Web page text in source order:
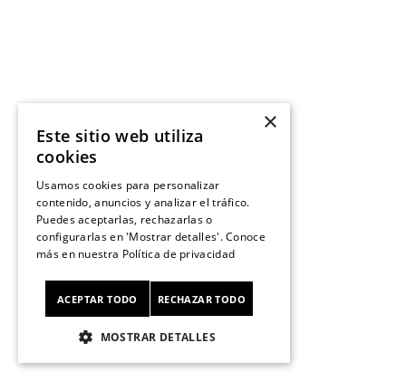
×
Este sitio web utiliza
cookies
Usamos cookies para personalizar
contenido, anuncios y analizar el tráfico.
Puedes aceptarlas, rechazarlas o
configurarlas en 'Mostrar detalles'. Conoce
más en nuestra Política de privacidad
ACEPTAR TODO RECHAZAR TODO
MOSTRAR DETALLES